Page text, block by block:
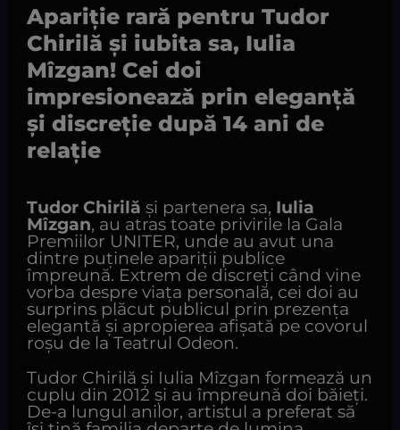
Apariție rară pentru Tudor
Chirilă și iubita sa, Iulia
Mîzgan! Cei doi
impresionează prin eleganță
și discreție după 14 ani de
relație
Tudor Chirilă și partenera sa, Iulia
Mîzgan, au atras toate privirile la Gala
Premiilor UNITER, unde au avut una
dintre puținele apariții publice
împreună. Extrem de discreți când vine
vorba despre viața personală, cei doi au
surprins plăcut publicul prin prezența
elegantă și apropierea afișată pe covorul
roșu de la Teatrul Odeon.
Tudor Chirilă și Iulia Mîzgan formează un
cuplu din 2012 și au împreună doi băieți.
De-a lungul anilor, artistul a preferat să